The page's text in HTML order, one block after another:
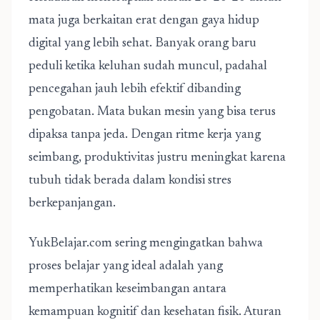
mata juga berkaitan erat dengan gaya hidup
digital yang lebih sehat. Banyak orang baru
peduli ketika keluhan sudah muncul, padahal
pencegahan jauh lebih efektif dibanding
pengobatan. Mata bukan mesin yang bisa terus
dipaksa tanpa jeda. Dengan ritme kerja yang
seimbang, produktivitas justru meningkat karena
tubuh tidak berada dalam kondisi stres
berkepanjangan.
YukBelajar.com sering mengingatkan bahwa
proses belajar yang ideal adalah yang
memperhatikan keseimbangan antara
kemampuan kognitif dan kesehatan fisik. Aturan